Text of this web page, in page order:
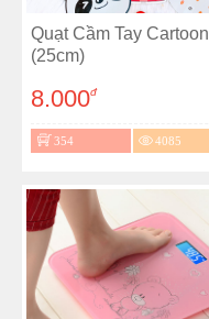
Quạt Cầm Tay Cartoon
(25cm)
8.000đ
354 4085